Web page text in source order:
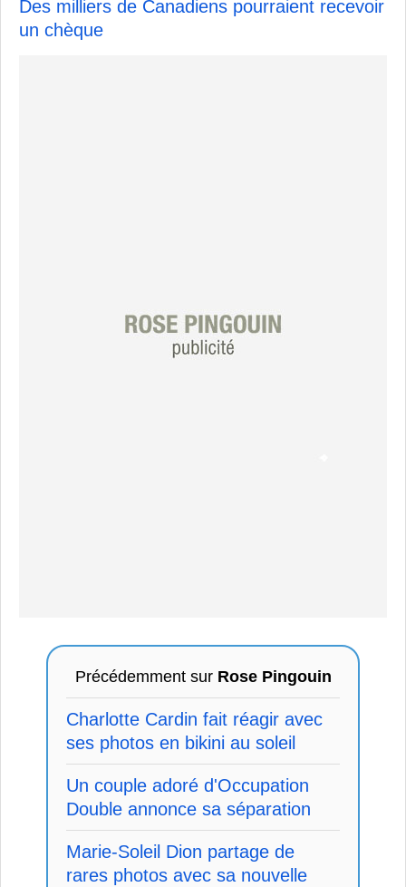
Des milliers de Canadiens pourraient recevoir
un chèque
Précédemment sur Rose Pingouin
Charlotte Cardin fait réagir avec
ses photos en bikini au soleil
Un couple adoré d'Occupation
Double annonce sa séparation
Marie-Soleil Dion partage de
rares photos avec sa nouvelle